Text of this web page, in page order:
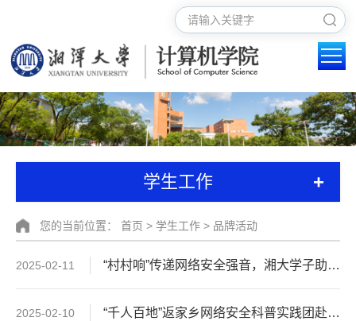
学生工作 +
您的当前位置： 首页 > 学生工作 > 品牌活动
2025-02-11 “村村响”传递网络安全强音，湘大学子助力乡村数字安全
2025-02-10 “千人百地”返家乡网络安全科普实践团赴大围山镇东门村开展科普宣讲活动